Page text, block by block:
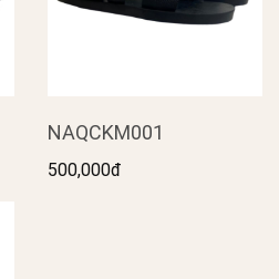
NAQCKM001
500,000đ